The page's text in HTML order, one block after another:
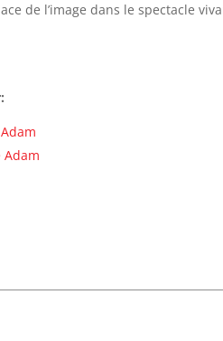
de l’image dans le spectacle
Adam